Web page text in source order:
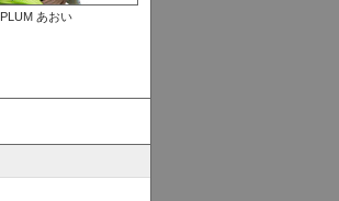
PLUM あおい